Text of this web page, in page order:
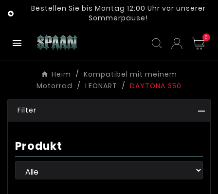

Bestellen Sie bis Montag 12:00 Uhr vor unserer
Sommerpause!
 0
Heim
Kompatibel mit meinem
Motorrad
LEONART DAYTONA 350
Filter
Produkt